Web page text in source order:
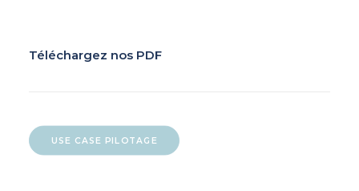
Téléchargez nos PDF
USE CASE PILOTAGE